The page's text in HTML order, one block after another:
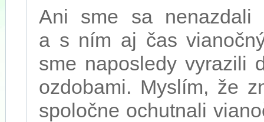
Ani sme sa
a s ním aj čas
sme naposledy vyrazili
ozdobami. Myslím, že
spoločne ochutnali